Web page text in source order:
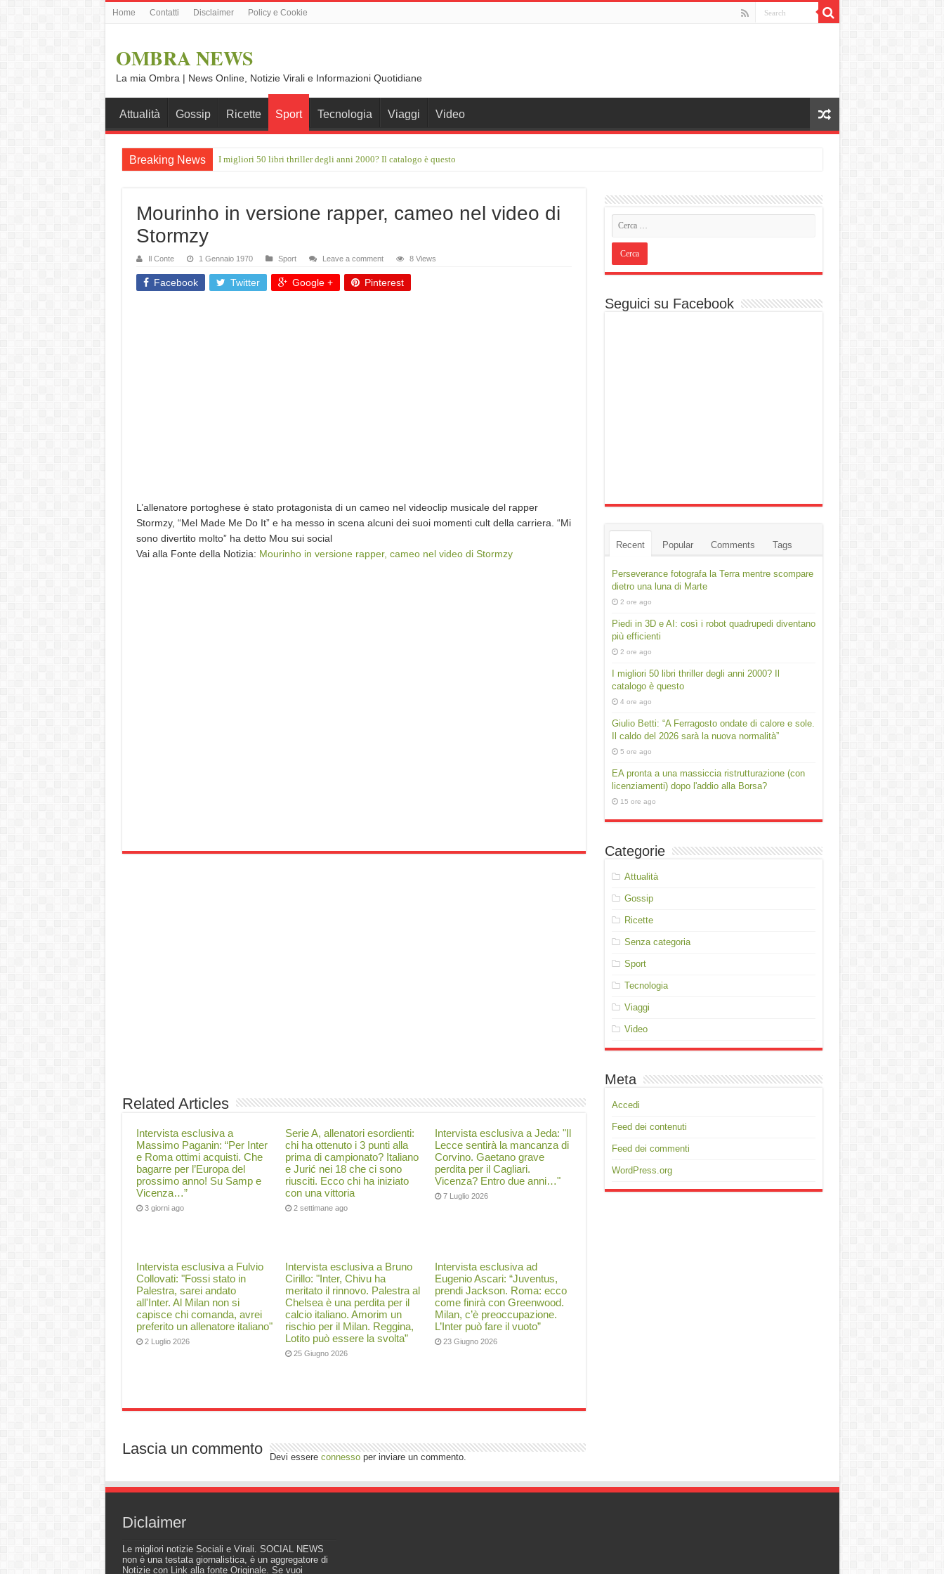
Home Contatti Disclaimer Policy e Cookie
OMBRA NEWS
La mia Ombra | News Online, Notizie Virali e Informazioni Quotidiane
Attualità Gossip Ricette Sport Tecnologia Viaggi Video
Breaking News I migliori 50 libri thriller degli anni 2000? Il catalogo è questo
Giulio Betti: “A Ferragosto ondate di calore e sole. Il caldo del 2026 sarà la nuova normalità”
Mourinho in versione rapper, cameo nel video di
Stormzy
Il Conte 1 Gennaio 1970 Sport Leave a comment 8 Views
Facebook Twitter Google + Pinterest
L’allenatore portoghese è stato protagonista di un cameo nel videoclip musicale del rapper
Stormzy, “Mel Made Me Do It” e ha messo in scena alcuni dei suoi momenti cult della carriera. “Mi
sono divertito molto” ha detto Mou sui social
Vai alla Fonte della Notizia: Mourinho in versione rapper, cameo nel video di Stormzy
Related Articles
Intervista esclusiva a
Massimo Paganin: “Per Inter
e Roma ottimi acquisti. Che
bagarre per l’Europa del
prossimo anno! Su Samp e
Vicenza…”
3 giorni ago
Serie A, allenatori esordienti:
chi ha ottenuto i 3 punti alla
prima di campionato? Italiano
e Jurić nei 18 che ci sono
riusciti. Ecco chi ha iniziato
con una vittoria
2 settimane ago
Intervista esclusiva a Jeda: "Il
Lecce sentirà la mancanza di
Corvino. Gaetano grave
perdita per il Cagliari.
Vicenza? Entro due anni…"
7 Luglio 2026
Intervista esclusiva a Fulvio
Collovati: "Fossi stato in
Palestra, sarei andato
all'Inter. Al Milan non si
capisce chi comanda, avrei
preferito un allenatore italiano"
2 Luglio 2026
Intervista esclusiva a Bruno
Cirillo: "Inter, Chivu ha
meritato il rinnovo. Palestra al
Chelsea è una perdita per il
calcio italiano. Amorim un
rischio per il Milan. Reggina,
Lotito può essere la svolta”
25 Giugno 2026
Intervista esclusiva ad
Eugenio Ascari: “Juventus,
prendi Jackson. Roma: ecco
come finirà con Greenwood.
Milan, c’è preoccupazione.
L’Inter può fare il vuoto”
23 Giugno 2026
Lascia un commento Devi essere connessoper inviare un commento.
Seguici su Facebook
Recent Popular Comments Tags
Perseverance fotografa la Terra mentre scompare
dietro una luna di Marte
2 ore ago
Piedi in 3D e AI: così i robot quadrupedi diventano
più efficienti
2 ore ago
I migliori 50 libri thriller degli anni 2000? Il
catalogo è questo
4 ore ago
Giulio Betti: “A Ferragosto ondate di calore e sole.
Il caldo del 2026 sarà la nuova normalità”
5 ore ago
EA pronta a una massiccia ristrutturazione (con
licenziamenti) dopo l'addio alla Borsa?
15 ore ago
Categorie
Attualità
Gossip
Ricette
Senza categoria
Sport
Tecnologia
Viaggi
Video
Meta
Accedi
Feed dei contenuti
Feed dei commenti
WordPress.org
Diclaimer
Le migliori notizie Sociali e Virali. SOCIAL NEWS
non è una testata giornalistica, è un aggregatore di
Notizie con Link alla fonte Originale. Se vuoi